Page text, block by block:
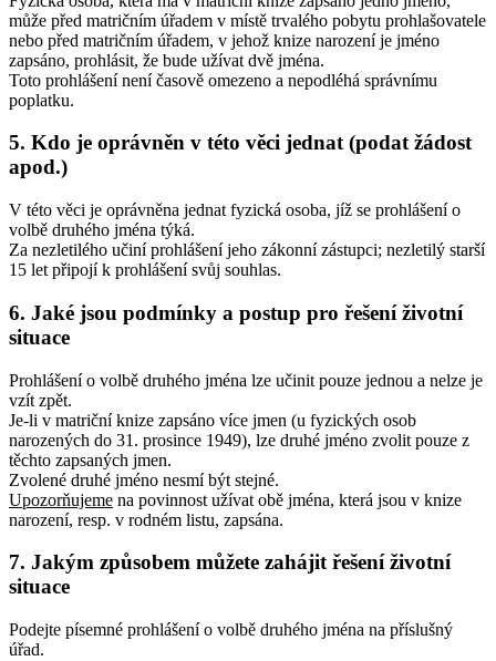
může před matričním úřadem v místě trvalého pobytu prohlašovatele
nebo před matričním úřadem, v jehož knize narození je jméno
zapsáno, prohlásit, že bude užívat dvě jména.
Toto prohlášení není časově omezeno a nepodléhá správnímu
poplatku.
5. Kdo je oprávněn v této věci jednat (podat žádost
apod.)
V této věci je oprávněna jednat fyzická osoba, jíž se prohlášení o
volbě druhého jména týká.
Za nezletilého učiní prohlášení jeho zákonní zástupci; nezletilý starší
15 let připojí k prohlášení svůj souhlas.
6. Jaké jsou podmínky a postup pro řešení životní
situace
Prohlášení o volbě druhého jména lze učinit pouze jednou a nelze je
vzít zpět.
Je-li v matriční knize zapsáno více jmen (u fyzických osob
narozených do 31. prosince 1949), lze druhé jméno zvolit pouze z
těchto zapsaných jmen.
Zvolené druhé jméno nesmí být stejné.
Upozorňujeme na povinnost užívat obě jména, která jsou v knize
narození, resp. v rodném listu, zapsána.
7. Jakým způsobem můžete zahájit řešení životní
situace
Podejte písemné prohlášení o volbě druhého jména na příslušný
úřad.